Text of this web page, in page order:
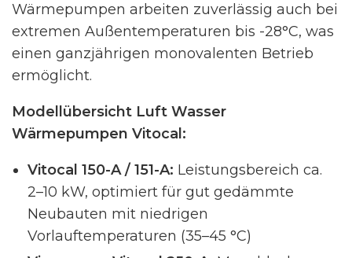
Wärmepumpen arbeiten zuverlässig auch bei
extremen Außentemperaturen bis -28°C, was
einen ganzjährigen monovalenten Betrieb
ermöglicht.
Modellübersicht Luft Wasser
Wärmepumpen Vitocal:
Vitocal 150-A / 151-A: Leistungsbereich ca.
2–10 kW, optimiert für gut gedämmte
Neubauten mit niedrigen
Vorlauftemperaturen (35–45 °C)